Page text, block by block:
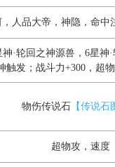
人品大帝，神隐，命中
·轮回之神源兽，6星神
触发；战斗力+300，超
物伤传说石 【传说石
超物攻，速度